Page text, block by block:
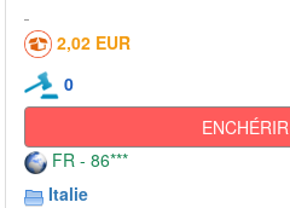
2,02 EUR
0
ENCHÉRIR
FR - 86***
Italie